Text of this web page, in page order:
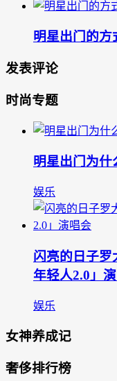
明星出门的方
发表评论
时尚专题
明星出门为什
娱乐
闪亮的日子罗
年轻人2.0」
娱乐
女神养成记
奢侈排行榜